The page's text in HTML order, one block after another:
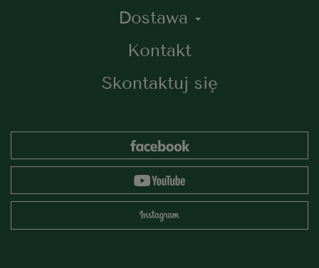
Dostawa
Kontakt
Skontaktuj się